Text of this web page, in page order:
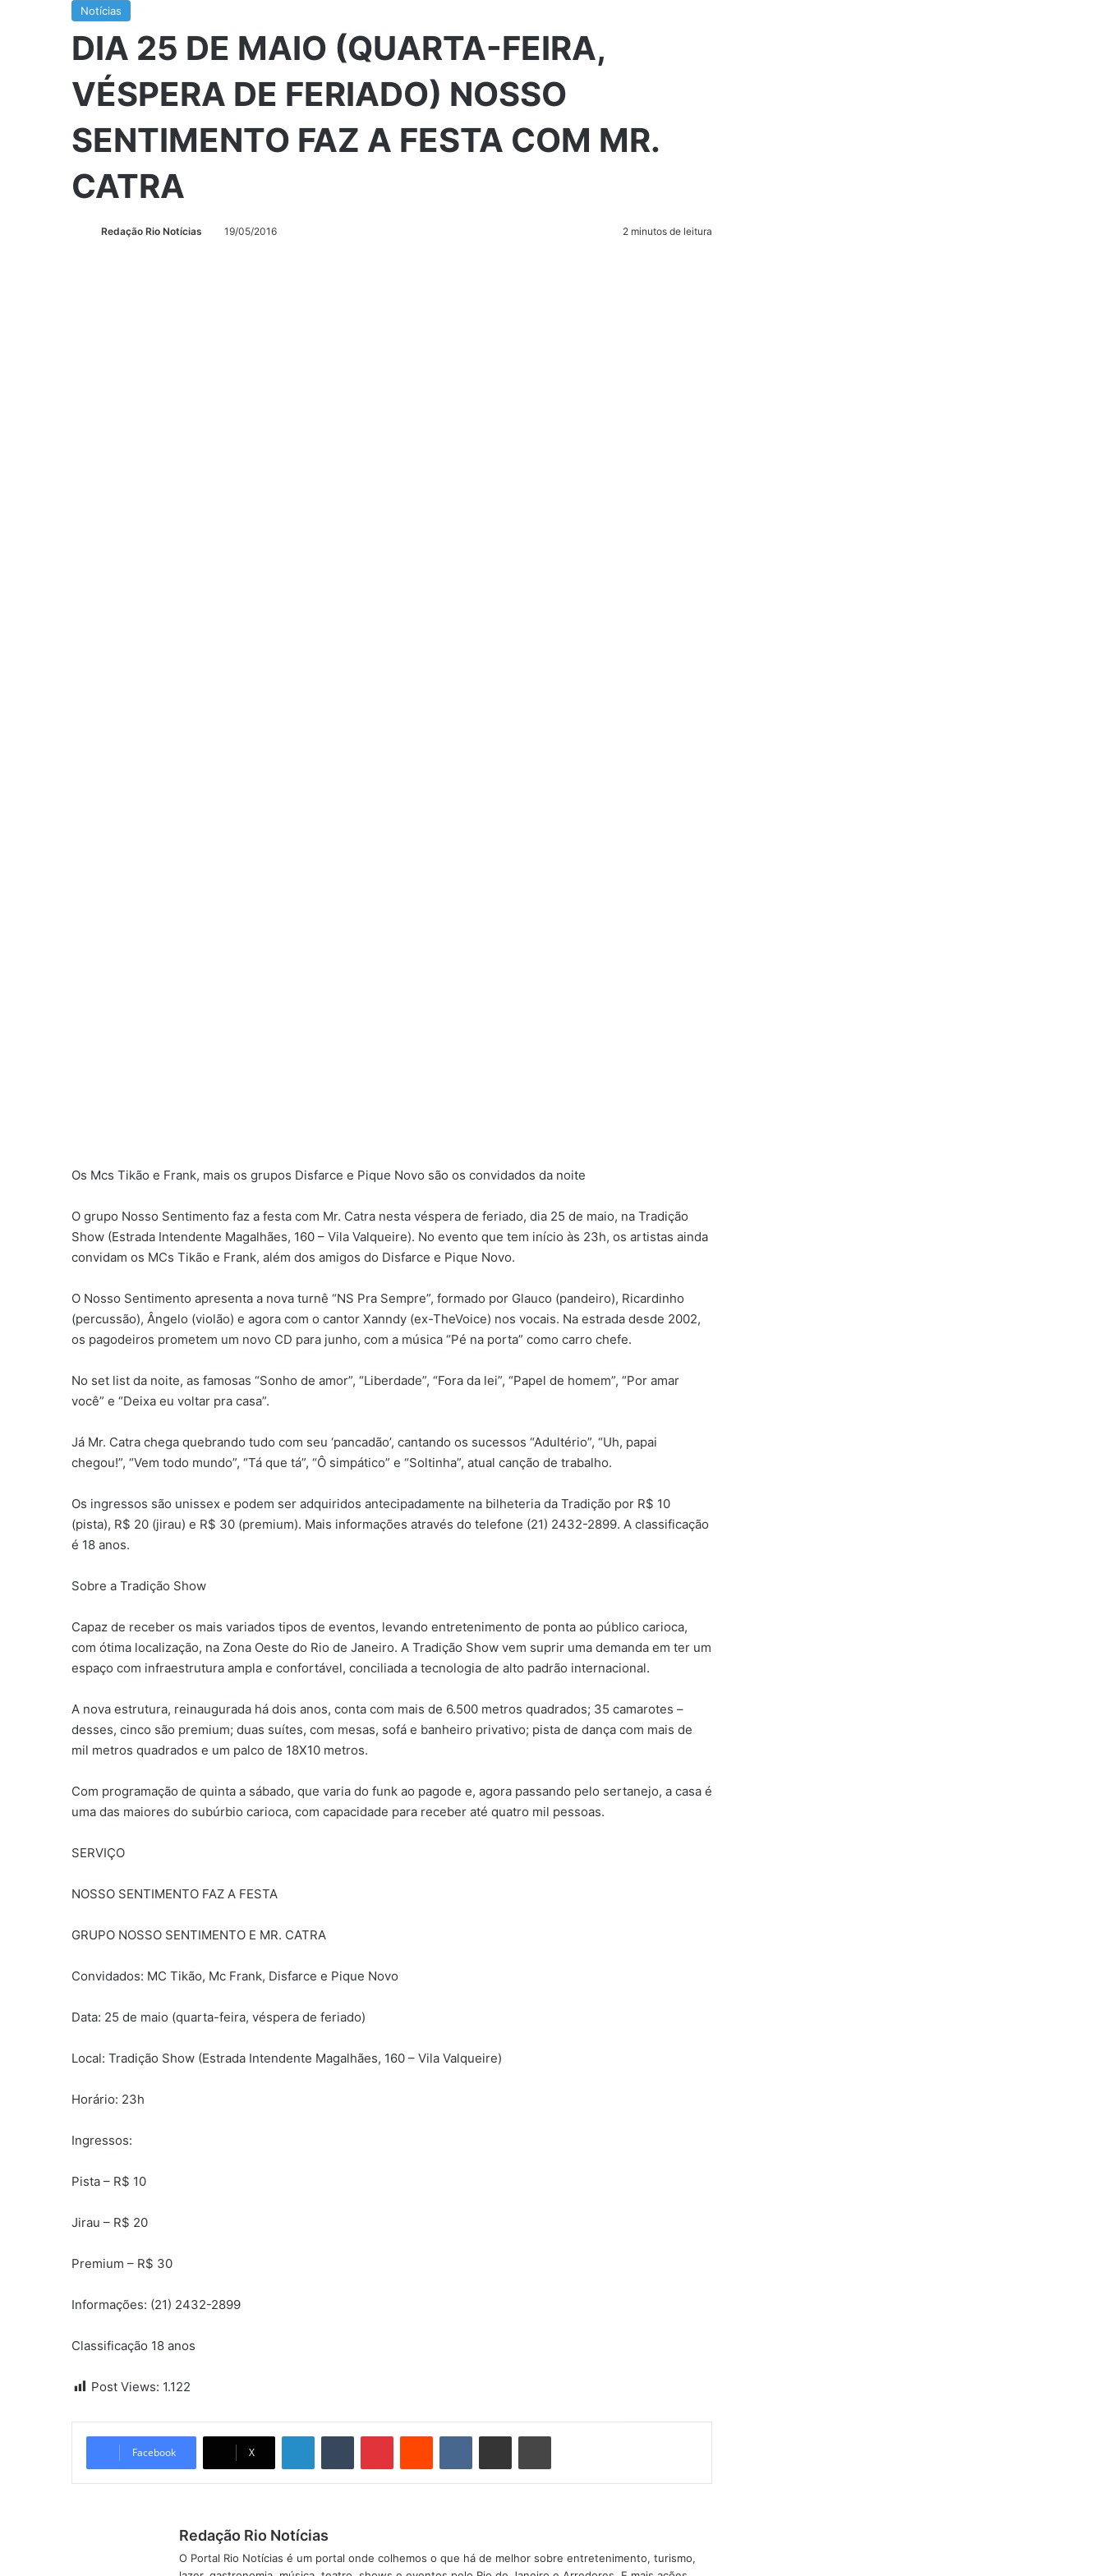
Notícias
DIA 25 DE MAIO (QUARTA-FEIRA,
VÉSPERA DE FERIADO) NOSSO
SENTIMENTO FAZ A FESTA COM MR.
CATRA
Redação Rio Notícias 19/05/2016 2 minutos de leitura
Os Mcs Tikão e Frank, mais os grupos Disfarce e Pique Novo são os convidados da noite
O grupo Nosso Sentimento faz a festa com Mr. Catra nesta véspera de feriado, dia 25 de maio, na Tradição
Show (Estrada Intendente Magalhães, 160 – Vila Valqueire). No evento que tem início às 23h, os artistas ainda
convidam os MCs Tikão e Frank, além dos amigos do Disfarce e Pique Novo.
O Nosso Sentimento apresenta a nova turnê “NS Pra Sempre”, formado por Glauco (pandeiro), Ricardinho
(percussão), Ângelo (violão) e agora com o cantor Xanndy (ex-TheVoice) nos vocais. Na estrada desde 2002,
os pagodeiros prometem um novo CD para junho, com a música “Pé na porta” como carro chefe.
No set list da noite, as famosas “Sonho de amor”, “Liberdade”, “Fora da lei”, “Papel de homem”, “Por amar
você” e “Deixa eu voltar pra casa”.
Já Mr. Catra chega quebrando tudo com seu ‘pancadão’, cantando os sucessos “Adultério”, “Uh, papai
chegou!”, “Vem todo mundo”, “Tá que tá”, “Ô simpático” e “Soltinha”, atual canção de trabalho.
Os ingressos são unissex e podem ser adquiridos antecipadamente na bilheteria da Tradição por R$ 10
(pista), R$ 20 (jirau) e R$ 30 (premium). Mais informações através do telefone (21) 2432-2899. A classificação
é 18 anos.
Sobre a Tradição Show
Capaz de receber os mais variados tipos de eventos, levando entretenimento de ponta ao público carioca,
com ótima localização, na Zona Oeste do Rio de Janeiro. A Tradição Show vem suprir uma demanda em ter um
espaço com infraestrutura ampla e confortável, conciliada a tecnologia de alto padrão internacional.
A nova estrutura, reinaugurada há dois anos, conta com mais de 6.500 metros quadrados; 35 camarotes –
desses, cinco são premium; duas suítes, com mesas, sofá e banheiro privativo; pista de dança com mais de
mil metros quadrados e um palco de 18X10 metros.
Com programação de quinta a sábado, que varia do funk ao pagode e, agora passando pelo sertanejo, a casa é
uma das maiores do subúrbio carioca, com capacidade para receber até quatro mil pessoas.
SERVIÇO
NOSSO SENTIMENTO FAZ A FESTA
GRUPO NOSSO SENTIMENTO E MR. CATRA
Convidados: MC Tikão, Mc Frank, Disfarce e Pique Novo
Data: 25 de maio (quarta-feira, véspera de feriado)
Local: Tradição Show (Estrada Intendente Magalhães, 160 – Vila Valqueire)
Horário: 23h
Ingressos:
Pista – R$ 10
Jirau – R$ 20
Premium – R$ 30
Informações: (21) 2432-2899
Classificação 18 anos
Post Views: 1.122
Facebook X
Redação Rio Notícias
O Portal Rio Notícias é um portal onde colhemos o que há de melhor sobre entretenimento, turismo,